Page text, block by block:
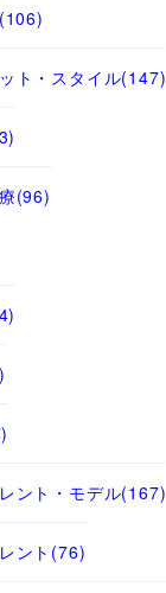
(106)
ト・スタイル(147)
(96)
ント・モデル(167)
ント (76)